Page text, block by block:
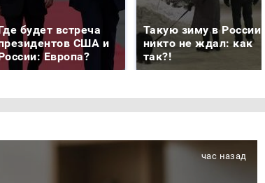
будет встреча
США и
Европа?
Такую зиму в России
никто не ждал: как
так?!
час назад